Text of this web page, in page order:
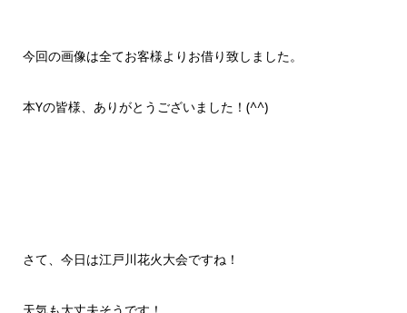
今回の画像は全てお客様よりお借り致しました。
本Yの皆様、ありがとうございました！(^^)
さて、今日は江戸川花火大会ですね！
天気も大丈夫そうです！